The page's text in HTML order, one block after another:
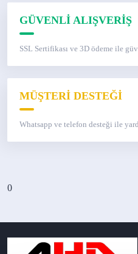
GÜVENLİ ALIŞVERİŞ
SSL Sertifikası ve 3D ödeme ile
MÜŞTERİ DESTEĞİ
Whatsapp ve telefon desteği ile
0